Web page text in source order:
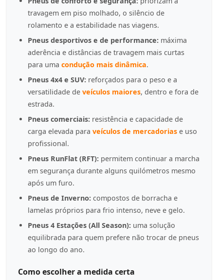
travagem em piso molhado, o silêncio de
rolamento e a estabilidade nas viagens.
Pneus desportivos e de performance: máxima
aderência e distâncias de travagem mais curtas
para uma condução mais dinâmica.
Pneus 4x4 e SUV: reforçados para o peso e a
versatilidade de veículos maiores, dentro e fora de
estrada.
Pneus comerciais: resistência e capacidade de
carga elevada para veículos de mercadorias e uso
profissional.
Pneus RunFlat (RFT): permitem continuar a marcha
em segurança durante alguns quilómetros mesmo
após um furo.
Pneus de Inverno: compostos de borracha e
lamelas próprios para frio intenso, neve e gelo.
Pneus 4 Estações (All Season): uma solução
equilibrada para quem prefere não trocar de pneus
ao longo do ano.
Como escolher a medida certa